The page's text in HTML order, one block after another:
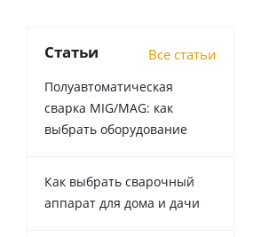
Статьи Все статьи
Полуавтоматическая
сварка MIG/MAG: как
выбрать оборудование
Как выбрать сварочный
аппарат для дома и дачи